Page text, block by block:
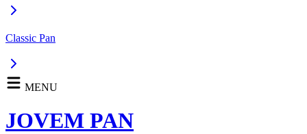
Classic Pan
MENU
JOVEM PAN